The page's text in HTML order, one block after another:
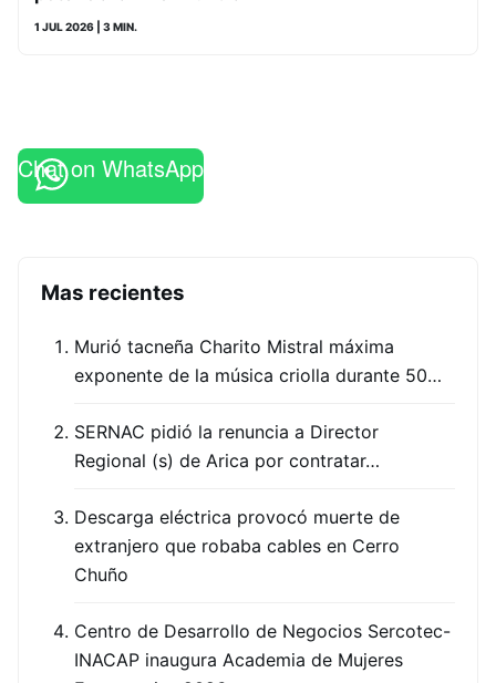
1 JUL 2026 | 3 MIN.
Chat on WhatsApp
Mas recientes
Murió tacneña Charito Mistral máxima
exponente de la música criolla durante 50…
SERNAC pidió la renuncia a Director
Regional (s) de Arica por contratar…
Descarga eléctrica provocó muerte de
extranjero que robaba cables en Cerro
Chuño
Centro de Desarrollo de Negocios Sercotec-
INACAP inaugura Academia de Mujeres